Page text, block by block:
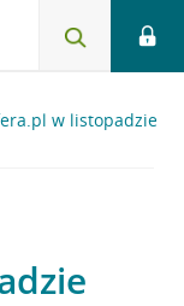
w listopadzie